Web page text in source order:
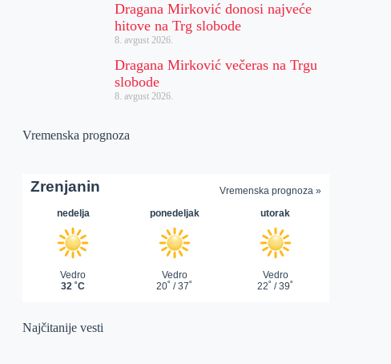
Dragana Mirković donosi najveće
hitove na Trg slobode
8. avgust 2026.
Dragana Mirković večeras na Trgu
slobode
8. avgust 2026.
Vremenska prognoza
Najčitanije vesti